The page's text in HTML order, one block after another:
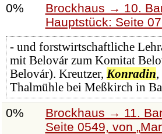
0%
Brockhaus → 10.
Hauptstück: Seite
- und forstwirtschaftliche
mit Belovár zum Komitat
Belovár). Kreutzer, Konradin,
Thalmühle bei Meßkirch in
0%
Brockhaus → 11.
Seite 0549, von